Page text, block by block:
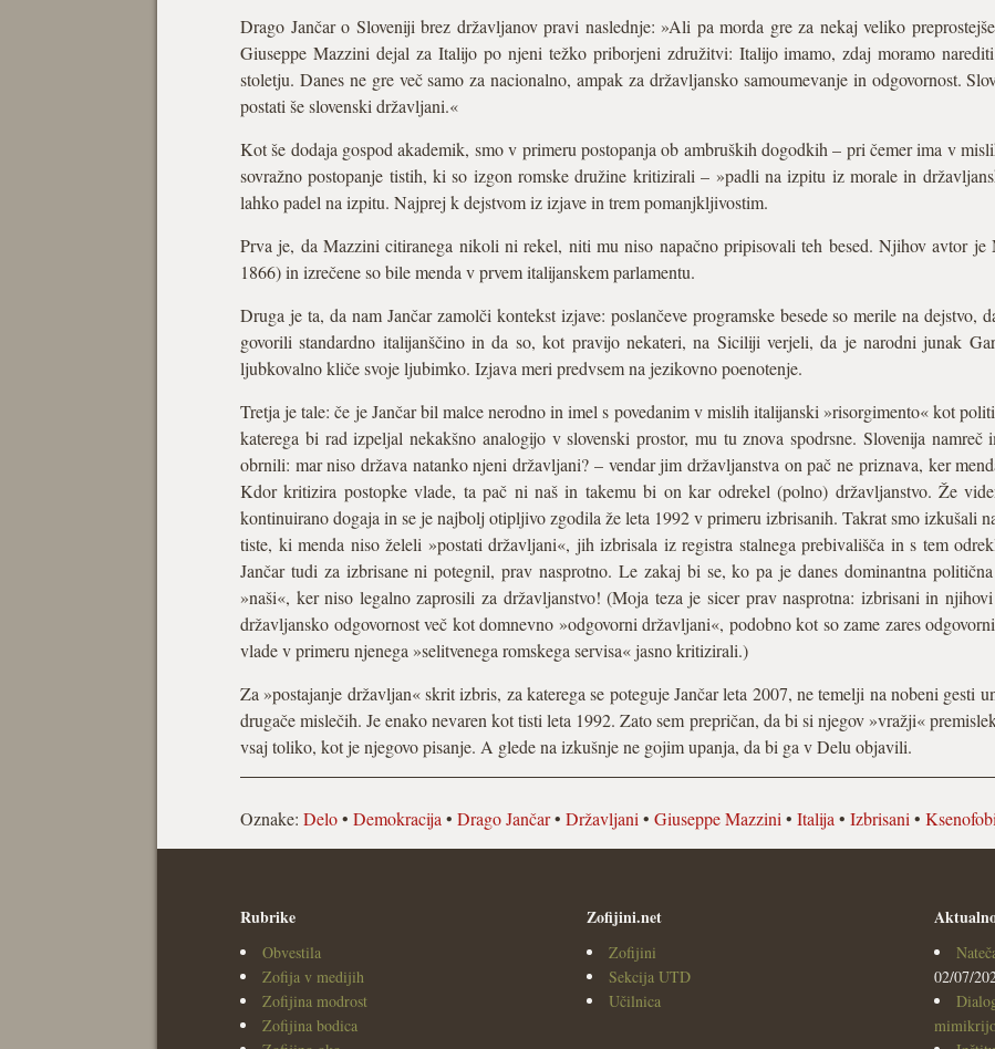
Drago Jančar o Sloveniji brez državljanov pravi naslednje: »Ali pa morda gre za nekaj veliko
Giuseppe Mazzini dejal za Italijo po njeni težko priborjeni združitvi: Italijo imamo, zdaj moramo
stoletju. Danes ne gre več samo za nacionalno, ampak za državljansko samoumevanje in odgovornost.
postati še slovenski državljani.«
Kot še dodaja gospod akademik, smo v primeru postopanja ob ambruških dogodkih – pri čemer ima v
sovražno postopanje tistih, ki so izgon romske družine kritizirali – »padli na izpitu iz morale in
lahko padel na izpitu. Najprej k dejstvom iz izjave in trem pomanjkljivostim.
Prva je, da Mazzini citiranega nikoli ni rekel, niti mu niso napačno pripisovali teh besed. Njihov avtor je
1866) in izrečene so bile menda v prvem italijanskem parlamentu.
Druga je ta, da nam Jančar zamolči kontekst izjave: poslančeve programske besede so merile na dejstvo,
govorili standardno italijanščino in da so, kot pravijo nekateri, na Siciliji verjeli, da je narodni junak
ljubkovalno kliče svoje ljubimko. Izjava meri predvsem na jezikovno poenotenje.
Tretja je tale: če je Jančar bil malce nerodno in imel s povedanim v mislih italijanski »risorgimento« kot
katerega bi rad izpeljal nekakšno analogijo v slovenski prostor, mu tu znova spodrsne. Slovenija
obrnili: mar niso država natanko njeni državljani? – vendar jim državljanstva on pač ne priznava, ker
Kdor kritizira postopke vlade, ta pač ni naš in takemu bi on kar odrekel (polno) državljanstvo. Že
kontinuirano dogaja in se je najbolj otipljivo zgodila že leta 1992 v primeru izbrisanih. Takrat smo izkušali
tiste, ki menda niso želeli »postati državljani«, jih izbrisala iz registra stalnega prebivališča in s tem
Jančar tudi za izbrisane ni potegnil, prav nasprotno. Le zakaj bi se, ko pa je danes dominantna
»naši«, ker niso legalno zaprosili za državljanstvo! (Moja teza je sicer prav nasprotna: izbrisani in
državljansko odgovornost več kot domnevno »odgovorni državljani«, podobno kot so zame zares
vlade v primeru njenega »selitvenega romskega servisa« jasno kritizirali.)
Za »postajanje državljan« skrit izbris, za katerega se poteguje Jančar leta 2007, ne temelji na nobeni gesti
drugače mislečih. Je enako nevaren kot tisti leta 1992. Zato sem prepričan, da bi si njegov »vražji«
vsaj toliko, kot je njegovo pisanje. A glede na izkušnje ne gojim upanja, da bi ga v Delu objavili.
Oznake: Delo• Demokracija • Drago Jančar• Državljani • Giuseppe Mazzini • Italija • Izbrisani •
Rubrike
Obvestila
Zofija v medijih
Zofijina modrost
Zofijina bodica
Zofijini.net
Zofijini
Sekcija UTD
Učilnica
02/07/